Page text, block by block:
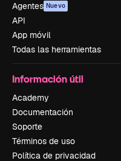
Agentes Nuevo
API
App móvil
Todas las herramientas
Información útil
Academy
Documentación
Soporte
Términos de uso
Política de privacidad